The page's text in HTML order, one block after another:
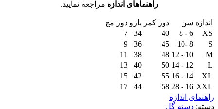
راهنماهای اندازه مراجعه نمایید.
اندازه سن دور کمر بازو دور مچ
XS
6 - 8
40
34
7
S
8 -10
45
36
9
M
10 - 12
48
38
11
L
12 - 14
50
40
13
XL
14 - 16
55
42
15
XXL
16 - 28
58
44
17
راهنمای اندازه
دسته: دسته گل